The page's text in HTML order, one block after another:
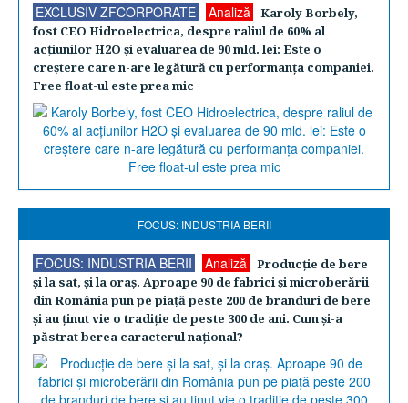
EXCLUSIV ZFCORPORATE Analiză
Karoly Borbely,
fost CEO Hidroelectrica, despre raliul de 60% al
acţiunilor H2O şi evaluarea de 90 mld. lei: Este o
creştere care n-are legătură cu performanţa companiei.
Free float-ul este prea mic
FOCUS: INDUSTRIA BERII
FOCUS: INDUSTRIA BERII Analiză
Producţie de bere
şi la sat, şi la oraş. Aproape 90 de fabrici şi microberării
din România pun pe piaţă peste 200 de branduri de bere
şi au ţinut vie o tradiţie de peste 300 de ani. Cum şi-a
păstrat berea caracterul naţional?